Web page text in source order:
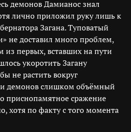
демонов Дамианос знал
лично приложил руку лишь к
Загана. Туповатый
не доставил много проблем,
из первых, вставших на пути
укоротить Загану
не растить вокруг
демонов слишком объёмный
приснопамятное сражение
хотя по факту с того момента